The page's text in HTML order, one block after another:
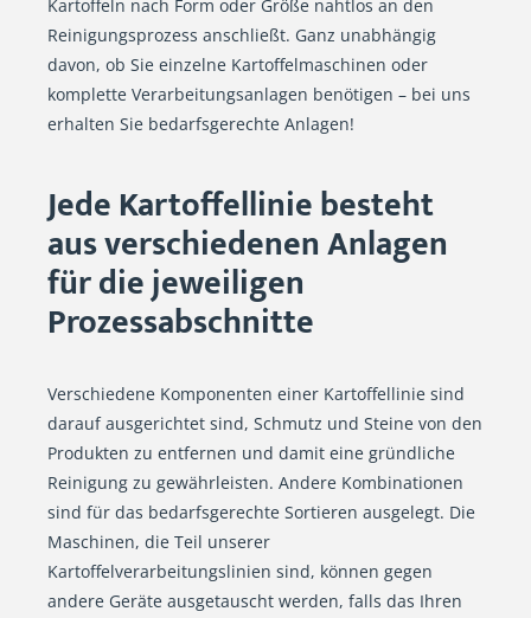
Kartoffeln nach Form oder Größe nahtlos an den
Reinigungsprozess anschließt. Ganz unabhängig
davon, ob Sie einzelne Kartoffelmaschinen oder
komplette Verarbeitungsanlagen benötigen – bei uns
erhalten Sie bedarfsgerechte Anlagen!
Jede Kartoffellinie besteht
aus verschiedenen Anlagen
für die jeweiligen
Prozessabschnitte
Verschiedene Komponenten einer Kartoffellinie sind
darauf ausgerichtet sind, Schmutz und Steine von den
Produkten zu entfernen und damit eine gründliche
Reinigung zu gewährleisten. Andere Kombinationen
sind für das bedarfsgerechte Sortieren ausgelegt. Die
Maschinen, die Teil unserer
Kartoffelverarbeitungslinien sind, können gegen
andere Geräte ausgetauscht werden, falls das Ihren